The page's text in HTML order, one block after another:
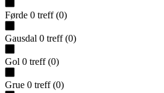
Førde 0 treff (0)
Gausdal 0 treff (0)
Gol 0 treff (0)
Grue 0 treff (0)